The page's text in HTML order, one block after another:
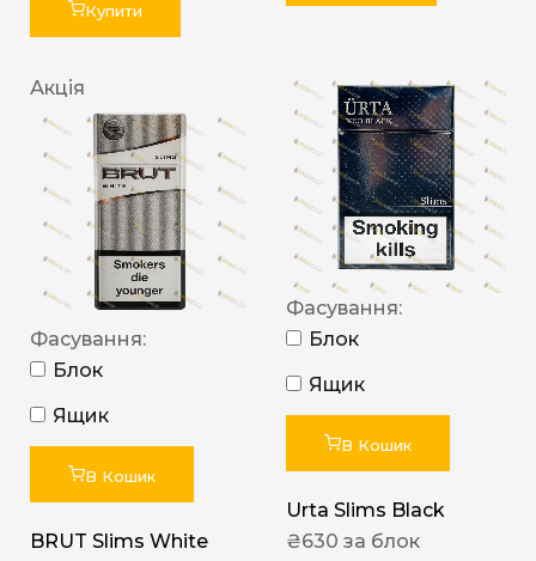
Купити
Акція
Фасування:
Блок
Ящик
В Кошик
BRUT Slims White
Фасування:
Блок
Ящик
В Кошик
Urta Slims Black
₴630 за блок